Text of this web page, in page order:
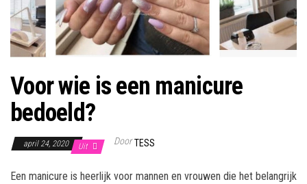
Voor wie is een manicure
bedoeld?
april 24, 2020 Uit Door TESS
Een manicure is heerlijk voor mannen en vrouwen die het belangrijk